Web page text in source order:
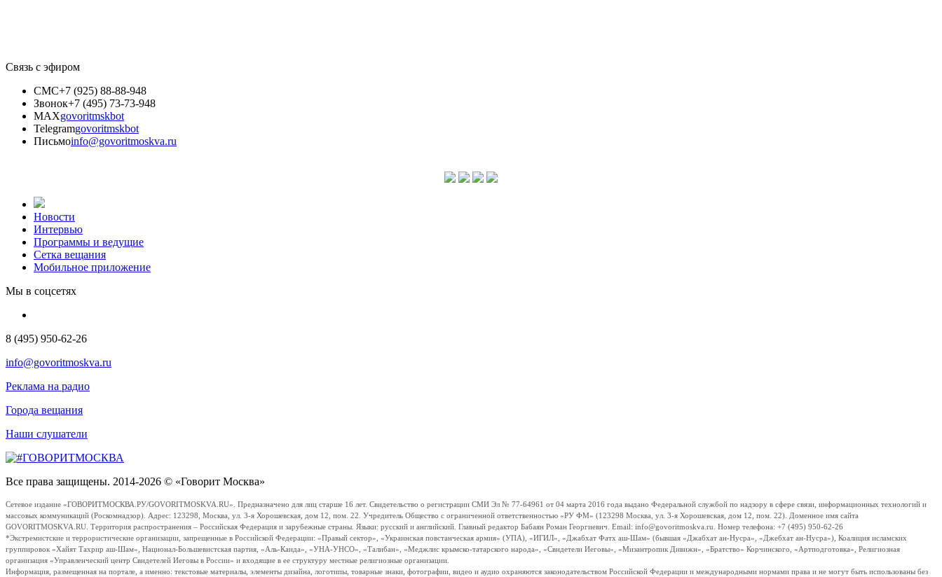
Связь с эфиром
СМС+7 (925) 88-88-948
Звонок+7 (495) 73-73-948
MAXgovoritmskbot
Telegramgovoritmskbot
Письмоinfo@govoritmoskva.ru
Новости
Интервью
Программы и ведущие
Сетка вещания
Мобильное приложение
Мы в соцсетях
8 (495) 950-62-26
info@govoritmoskva.ru
Реклама на радио
Города вещания
Наши слушатели
Все права защищены. 2014-2026 © «Говорит Москва»
Сетевое издание «ГОВОРИТМОСКВА.РУ/GOVORITMOSKVA.RU». Предназначено для лиц старше 16 лет. Свидетельство о регистрации СМИ Эл № 77-64961 от 04 марта 2016 года выдано Федеральной службой по надзору в сфере связи, информационных технологий и
массовых коммуникаций (Роскомнадзор). Адрес: 123298, Москва, ул. 3-я Хорошевская, дом 12, пом. 22. Учредитель Общество с ограниченной ответственностью «РУ ФМ» (123298 Москва, ул. 3-я Хорошевская, дом 12, пом. 22). Доменное имя сайта
GOVORITMOSKVA.RU. Территория распространения – Российская Федерация и зарубежные страны. Языки: русский и английский. Главный редактор Бабаян Роман Георгиевич. Email: info@govoritmoskva.ru. Номер телефона: +7 (495) 950-62-26
*Экстремистские и террористические организации, запрещенные в Российской Федерации: «Правый сектор», «Украинская повстанческая армия» (УПА), «ИГИЛ», «Джабхат Фатх аш-Шам» (бывшая «Джабхат ан-Нусра», «Джебхат ан-Нусра»), Коалиция исламских
группировок «Хайят Тахрир аш-Шам», Национал-Большевистская партия, «Аль-Каида», «УНА-УНСО», «Талибан», «Меджлис крымско-татарского народа», «Свидетели Иеговы», «Мизантропик Дивижн», «Братство» Корчинского, «Артподготовка», Религиозная
организация «Управленческий центр Свидетелей Иеговы в России» и входящие в ее структуру местные религиозные организации.
Информация, размещенная на портале, а именно: текстовые материалы, элементы дизайна, логотипы, товарные знаки, фотографии, видео и аудио охраняются законодательством Российской Федерации и международными нормами права и не могут быть использованы без